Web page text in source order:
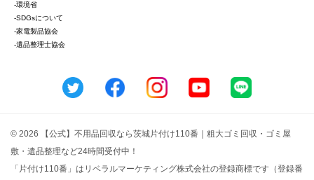
-環境省
-SDGsについて
-家電製品協会
-遺品整理士協会
© 2026 【公式】不用品回収なら茨城片付け110番｜粗大ゴミ回収・ゴミ屋
敷・遺品整理など24時間受付中！
「片付け110番」はリベラルマーケティング株式会社の登録商標です（登録番